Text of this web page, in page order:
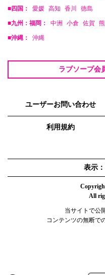
■四国： 愛媛 高知 香川 徳島
■九州：福岡： 中洲 小倉 佐賀
■沖縄： 沖縄
ラブソープ会
ユーザーお問い合わせ
利用規約
表示：
All
当サイトで公
コンテンツの無断で